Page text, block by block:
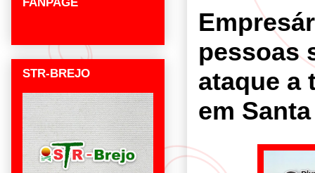
pessoas
ataque a
em
STR-BREJO